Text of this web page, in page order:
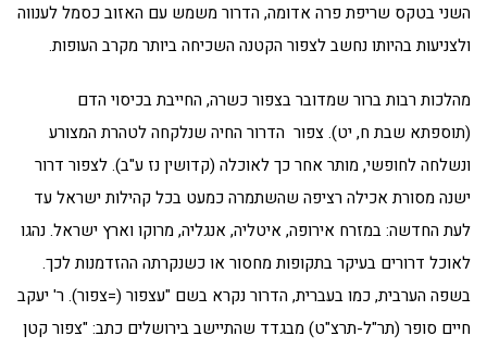
השני בטקס שריפת פרה אדומה, הדרור משמש עם האזוב כסמל לענווה
ולצניעות בהיותו נחשב לצפור הקטנה השכיחה ביותר מקרב העופות.
מהלכות רבות ברור שמדובר בצפור כשרה, החייבת בכיסוי הדם
(תוספתא שבת ח, יט). צפור הדרור החיה שנלקחה לטהרת המצורע
ונשלחה לחופשי, מותר אחר כך לאוכלה (קדושין נז ע"ב). לצפור דרור
ישנה מסורת אכילה רציפה שהשתמרה כמעט בכל קהילות ישראל עד
לעת החדשה: במזרח אירופה, איטליה, אנגליה, מרוקו וארץ ישראל. נהגו
לאוכל דרורים בעיקר בתקופות מחסור או כשנקרתה ההזדמנות לכך.
בשפה הערבית, כמו בעברית, הדרור נקרא בשם "עצפור (=צפור). ר' יעקב
חיים סופר (תר"ל-תרצ"ט) מבגדד שהתיישב בירושלים כתב: "צפור קטן